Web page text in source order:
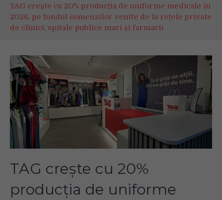
TAG crește cu 20% producția de uniforme medicale în
2026, pe fondul comenzilor venite de la rețele private
de clinici, spitale publice mari și farmacii
TAG crește cu 20%
producția de uniforme